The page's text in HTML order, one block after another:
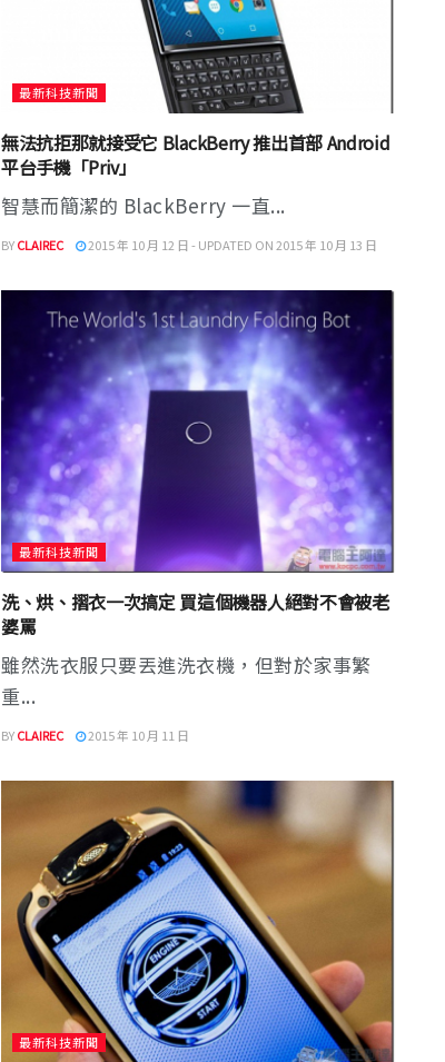
最新科技新聞
無法抗拒那就接受它 BlackBerry 推出首部 Android
平台手機「Priv」
智慧而簡潔的 BlackBerry 一直...
BYCLAIREC 2015 年 10 月 12 日 - UPDATED ON 2015 年 10 月 13 日
最新科技新聞
洗、烘、摺衣一次搞定 買這個機器人絕對不會被老
婆罵
雖然洗衣服只要丟進洗衣機，但對於家事繁
重...
BYCLAIREC 2015 年 10 月 11 日
最新科技新聞